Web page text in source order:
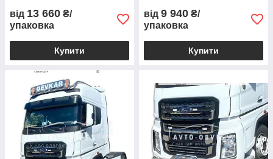
від 13 660 ₴/
упаковка
Купити
від 9 940 ₴/
упаковка
Купити